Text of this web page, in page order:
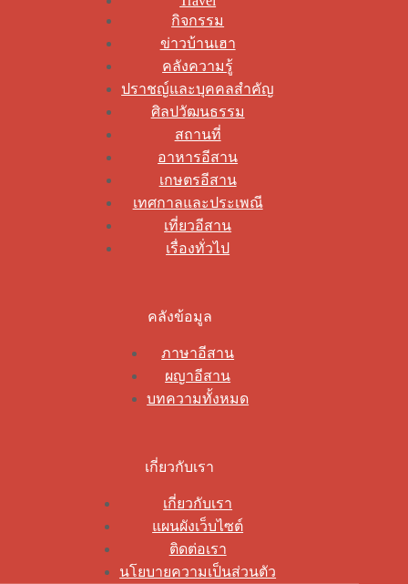
กิจกรรม
ข่าวบ้านเฮา
คลังความรู้
ปราชญ์และบุคคลสำคัญ
ศิลปวัฒนธรรม
สถานที่
อาหารอีสาน
เกษตรอีสาน
เทศกาลและประเพณี
เที่ยวอีสาน
เรื่องทั่วไป
คลังข้อมูล
ภาษาอีสาน
ผญาอีสาน
บทความทั้งหมด
เกี่ยวกับเรา
เกี่ยวกับเรา
แผนผังเว็บไซต์
ติดต่อเรา
นโยบายความเป็นส่วนตัว